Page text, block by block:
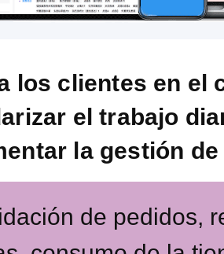
los clientes en el
el trabajo
la gestión
de pedidos,